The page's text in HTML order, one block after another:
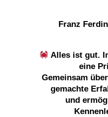
Franz
Alles ist gut.
eine
Gemeinsam
gemachte
und